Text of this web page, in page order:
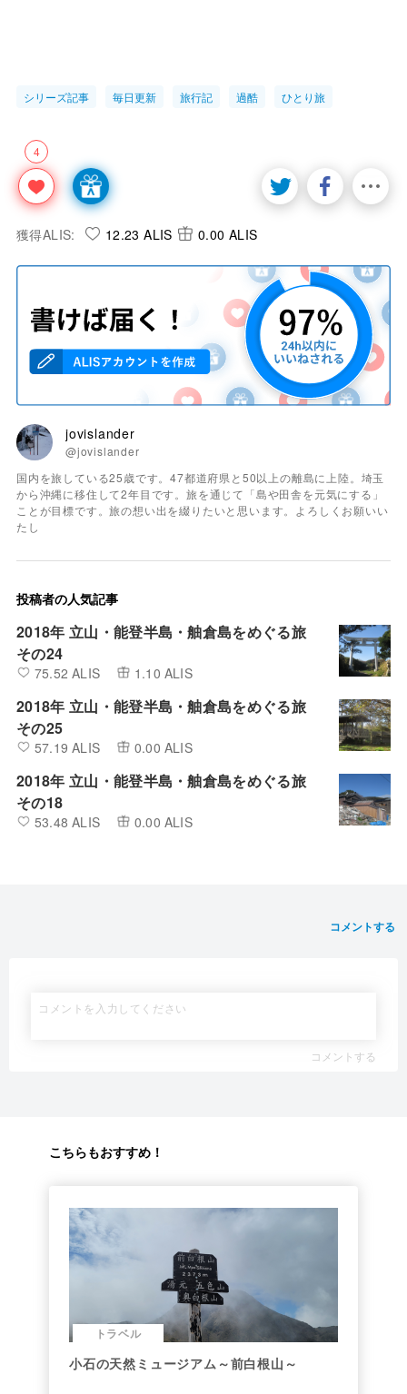
シリーズ記事 毎日更新 旅行記 過酷 ひとり旅
4
獲得ALIS: 12.23 ALIS 0.00 ALIS
jovislander
@jovislander
国内を旅している25歳です。47都道府県と50以上の離島に上陸。埼玉
から沖縄に移住して2年目です。旅を通じて「島や田舎を元気にする」
ことが目標です。旅の想い出を綴りたいと思います。よろしくお願いい
たし
投稿者の人気記事
2018年 立山・能登半島・舳倉島をめぐる旅
その24
75.52 ALIS 1.10 ALIS
2018年 立山・能登半島・舳倉島をめぐる旅
その25
57.19 ALIS 0.00 ALIS
2018年 立山・能登半島・舳倉島をめぐる旅
その18
53.48 ALIS 0.00 ALIS
コメントする
コメントする
こちらもおすすめ！
トラベル
小石の天然ミュージアム～前白根山～